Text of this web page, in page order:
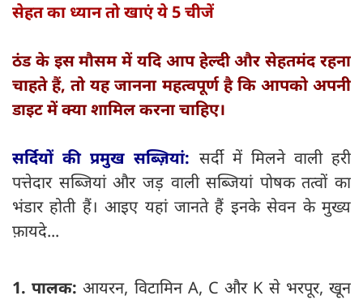
सेहत का ध्यान तो खाएं ये 5 चीजें
ठंड के इस मौसम में यदि आप हेल्दी और सेहतमंद रहना
चाहते हैं, तो यह जानना महत्वपूर्ण है कि आपको अपनी
डाइट में क्या शामिल करना चाहिए।
सर्दियों की प्रमुख सब्ज़ियां: सर्दी में मिलने वाली हरी
पत्तेदार सब्जियां और जड़ वाली सब्जियां पोषक तत्वों का
भंडार होती हैं। आइए यहां जानते हैं इनके सेवन के मुख्य
फ़ायदे...
1. पालक:आयरन, विटामिन A, C और K से भरपूर, खून